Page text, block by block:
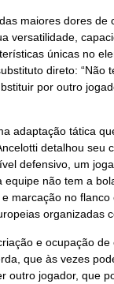
maiores dores de
versatilidade,
únicas no
direto: “Não
por outro
adaptação tática
detalhou seu
defensivo, um
não tem a
marcação no
organizadas
e ocupação de
que às vezes
outro jogador, que